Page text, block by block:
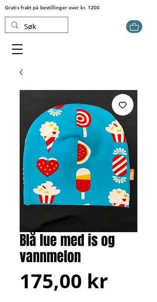
Gratis frakt på bestillinger over kr. 1200
Blå lue med is og
vannmelon
175,00 krPris